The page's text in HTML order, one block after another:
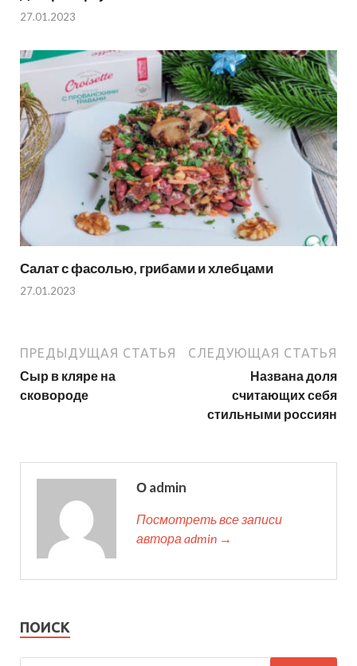
27.01.2023
Салат с фасолью, грибами и хлебцами
27.01.2023
ПРЕДЫДУЩАЯ СТАТЬЯ
Сыр в кляре на
сковороде
СЛЕДУЮЩАЯ СТАТЬЯ
Названа доля
считающих себя
стильными россиян
О admin
Посмотреть все записи
автора admin →
ПОИСК